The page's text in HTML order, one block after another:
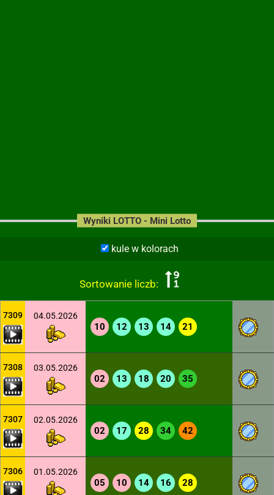
kule w kolorach
Sortowanie liczb:
Wyniki LOTTO - Mini Lotto
7309 04.05.2026
10 12 13 14 21
7308 03.05.2026
02 13 18 20 35
7307 02.05.2026
02 17 28 34 42
7306 01.05.2026
05 10 14 16 28